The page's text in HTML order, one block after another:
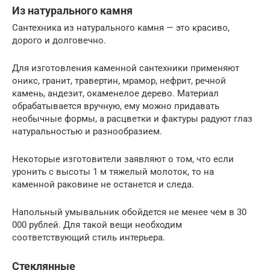
Из натурального камня
Сантехника из натурального камня — это красиво,
дорого и долговечно.
Для изготовления каменной сантехники применяют
оникс, гранит, травертин, мрамор, нефрит, речной
камень, андезит, окаменелое дерево. Материал
обрабатывается вручную, ему можно придавать
необычные формы, а расцветки и фактуры радуют глаз
натуральностью и разнообразием.
Некоторые изготовители заявляют о том, что если
уронить с высоты 1 м тяжелый молоток, то на
каменной раковине не останется и следа.
Напольный умывальник обойдется не менее чем в 30
000 рублей. Для такой вещи необходим
соответствующий стиль интерьера.
Стеклянные